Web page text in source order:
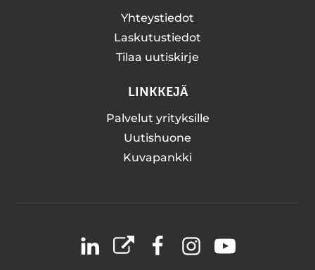
Yhteystiedot
Laskutustiedot
Tilaa uutiskirje
LINKKEJÄ
Palvelut yrityksille
Uutishuone
Kuvapankki
LinkedIn
X FacebookInstagramYouTube